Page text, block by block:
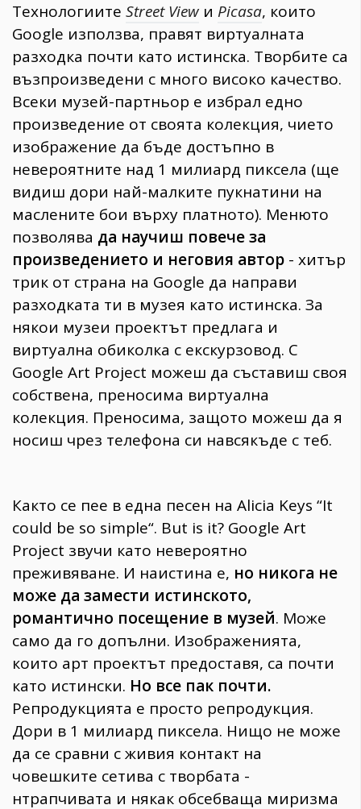
Технологиите Street View и Picasa, които
Google използва, правят виртуалната
разходка почти като истинска. Творбите са
възпроизведени с много високо качество.
Всеки музей-партньор е избрал едно
произведение от своята колекция, чието
изображение да бъде достъпно в
невероятните над 1 милиард пиксела (ще
видиш дори най-малките пукнатини на
маслените бои върху платното). Менюто
позволява да научиш повече за
произведението и неговия автор - хитър
трик от страна на Google да направи
разходката ти в музея като истинска. За
някои музеи проектът предлага и
виртуална обиколка с екскурзовод. С
Google Art Project можеш да съставиш своя
собствена, преносима виртуална
колекция. Преносима, защото можеш да я
носиш чрез телефона си навсякъде с теб.
Както се пее в една песен на Alicia Keys “It
could be so simple“. But is it? Google Art
Project звучи като невероятно
преживяване. И наистина е, но никога не
може да замести истинското,
романтично посещение в музей. Може
само да го допълни. Изображенията,
които арт проектът предоставя, са почти
като истински. Но все пак почти.
Репродукцията е просто репродукция.
Дори в 1 милиард пиксела. Нищо не може
да се сравни с живия контакт на
човешките сетива с творбата -
нтрапчивата и някак обсебваща миризма